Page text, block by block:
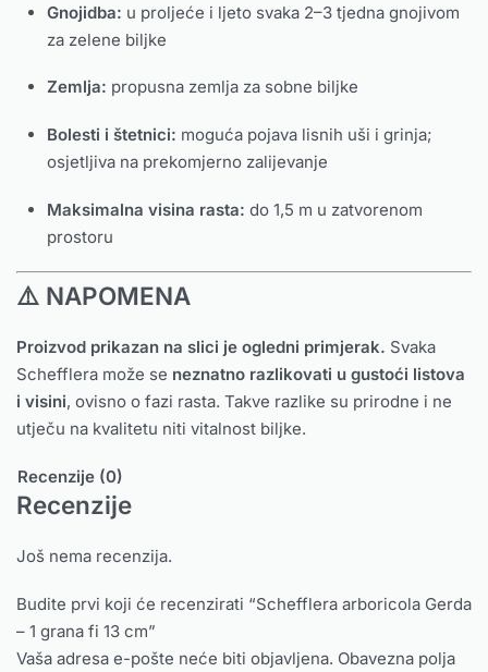
Gnojidba: u proljeće i ljeto svaka 2–3 tjedna gnojivom
za zelene biljke
Zemlja: propusna zemlja za sobne biljke
Bolesti i štetnici: moguća pojava lisnih uši i grinja;
osjetljiva na prekomjerno zalijevanje
Maksimalna visina rasta: do 1,5 m u zatvorenom
prostoru
⚠️ NAPOMENA
Proizvod prikazan na slici je ogledni primjerak. Svaka
Schefflera može se neznatno razlikovati u gustoći listova
i visini, ovisno o fazi rasta. Takve razlike su prirodne i ne
utječu na kvalitetu niti vitalnost biljke.
Recenzije (0)
Recenzije
Još nema recenzija.
Budite prvi koji će recenzirati “Schefflera arboricola Gerda
– 1 grana fi 13 cm”
Vaša adresa e-pošte neće biti objavljena. Obavezna polja